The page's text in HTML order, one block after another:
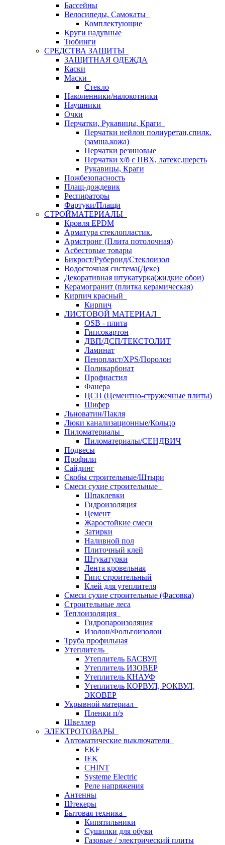
Бассейны
Велосипеды, Самокаты
Комплектующие
Круги надувные
Тюбинги
СРЕДСТВА ЗАЩИТЫ
ЗАЩИТНАЯ ОДЕЖДА
Каски
Маски
Стекло
Наколенники/налокотники
Наушники
Очки
Перчатки, Рукавицы, Краги
Перчатки нейлон полиуретан,спилк.
(замша,кожа)
Перчатки резиновые
Перчатки х/б с ПВХ, латекс,шерсть
Рукавицы, Краги
Пожбезопасность
Плащ-дождевик
Респираторы
Фартуки/Плащи
СТРОЙМАТЕРИАЛЫ
Кровля ЕРDM
Арматура стеклопластик.
Армстронг (Плита потолочная)
Асбестовые товары
Бикрост/Рубероид/Стеклоизол
Водосточная система(Деке)
Декоративная штукатурка(жидкие обои)
Керамогранит (плитка керамическая)
Кирпич красный
Кирпич
ЛИСТОВОЙ МАТЕРИАЛ
OSB - плита
Гипсокартон
ДВП/ДСП/ТЕКСТОЛИТ
Ламинат
Пенопласт/XPS/Поролон
Поликарбонат
Профнастил
Фанера
ЦСП (Цементно-стружечные плиты)
Шифер
Льноватин/Пакля
Люки канализационные/Кольцо
Пиломатериалы
Пиломатериалы/СЕНДВИЧ
Подвесы
Профили
Сайдинг
Скобы строительные/Штыри
Смеси сухие строительные
Шпаклевки
Гидроизоляция
Цемент
Жаростойкие смеси
Затирки
Наливной пол
Плиточный клей
Штукатурки
Лента кровельная
Гипс строительный
Клей для утеплителя
Смеси сухие строительные (Фасовка)
Строительные леса
Теплоизоляция
Гидропароизоляция
Изолон/Фольгоизолон
Труба профильная
Утеплитель
Утеплитель БАСВУЛ
Утеплитель ИЗОВЕР
Утеплитель КНАУФ
Утеплитель КОРВУЛ, РОКВУЛ,
ЭКОВЕР
Укрывной материал
Пленки п/э
Швеллер
ЭЛЕКТРОТОВАРЫ
Автоматические выключатели
EKF
IEK
CHINT
Systeme Electric
Реле напряжения
Антенны
Штекеры
Бытовая техника
Кипятильники
Сушилки для обуви
Газовые / электрический плиты